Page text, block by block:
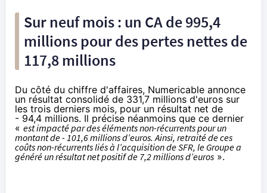
Sur neuf mois : un CA de 995,4
millions pour des pertes nettes de
117,8 millions
Du côté du chiffre d'affaires, Numericable annonce
un résultat consolidé de 331,7 millions d'euros sur
les trois derniers mois, pour un résultat net de
- 94,4 millions. Il précise néanmoins que ce dernier
« est impacté par des éléments non-récurrents pour un
montant de - 101,6 millions d’euros. Ainsi, retraité de ces
coûts non-récurrentsliés à l’acquisition deSFR, le Groupe a
généré un résultat net positif de 7,2 millions d’euros ».